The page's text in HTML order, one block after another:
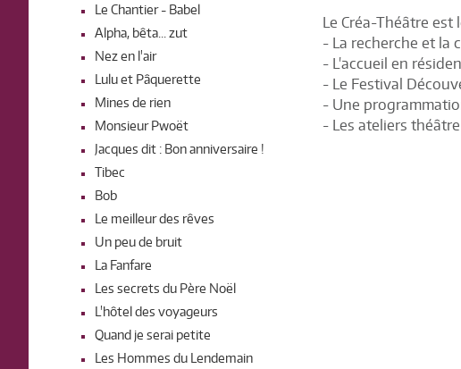
Le Chantier - Babel
Alpha, bêta... zut
Nez en l'air
Lulu et Pâquerette
Mines de rien
Monsieur Pwoët
Jacques dit : Bon anniversaire !
Tibec
Bob
Le meilleur des rêves
Un peu de bruit
La Fanfare
Les secrets du Père Noël
L'hôtel des voyageurs
Quand je serai petite
Les Hommes du Lendemain
Le Créa-Théâtre
- La recherche et la
- L'accueil en
- Le Festival
- Une
- Les ateliers théâtre